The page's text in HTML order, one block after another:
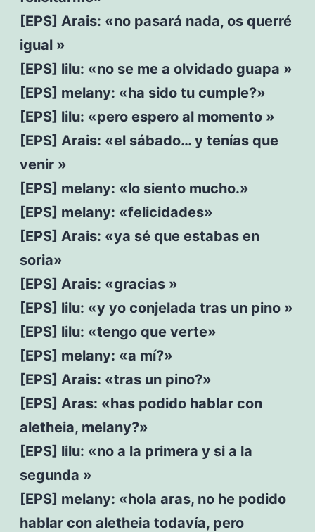
[EPS] Arais: «no pasará nada, os querré
igual »
[EPS] lilu: «no se me a olvidado guapa »
[EPS] melany: «ha sido tu cumple?»
[EPS] lilu: «pero espero al momento »
[EPS] Arais: «el sábado… y tenías que
venir »
[EPS] melany: «lo siento mucho.»
[EPS] melany: «felicidades»
[EPS] Arais: «ya sé que estabas en
soria»
[EPS] Arais: «gracias »
[EPS] lilu: «y yo conjelada tras un pino »
[EPS] lilu: «tengo que verte»
[EPS] melany: «a mí?»
[EPS] Arais: «tras un pino?»
[EPS] Aras: «has podido hablar con
aletheia, melany?»
[EPS] lilu: «no a la primera y si a la
segunda »
[EPS] melany: «hola aras, no he podido
hablar con aletheia todavía, pero